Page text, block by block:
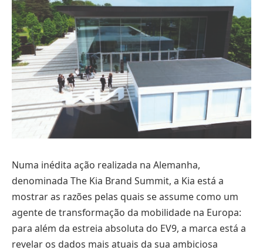
Numa inédita ação realizada na Alemanha,
denominada The Kia Brand Summit, a Kia está a
mostrar as razões pelas quais se assume como um
agente de transformação da mobilidade na Europa:
para além da estreia absoluta do EV9, a marca está a
revelar os dados mais atuais da sua ambiciosa